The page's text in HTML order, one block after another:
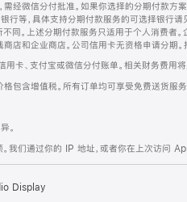
需经微信分付批准。如果你选择的分期付款
行等，具体支持分期付款服务的可选择银行
不同。上述分期付款服务只适用于个人消费
商店和企业商店。公司信用卡无资格申请分
卡、支付宝或微信分付账单。相关财务费用
包含增值税。所有订单均可享受免费送货服务
。
我们通过你的 IP 地址，或者你在上次访问
Display